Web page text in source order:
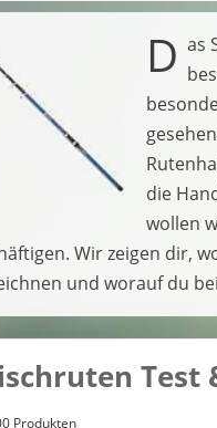
D as
die
wollen
Wir zeigen dir,
und worauf du
Test
Produkten